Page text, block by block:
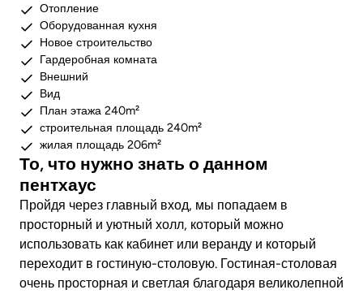
Отопление
Оборудованная кухня
Новое строительство
Гардеробная комната
Внешний
Вид
План этажа 240m²
строительная площадь 240m²
жилая площадь 206m²
То, что нужно знать о данном
пентхаус
Пройдя через главный вход, мы попадаем в
просторный и уютный холл, который можно
использовать как кабинет или веранду и который
переходит в гостиную-столовую. Гостиная-столовая
очень просторная и светлая благодаря великолепной